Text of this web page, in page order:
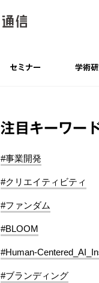
セミナー 学術
注目キーワー
#事業開発
#クリエイティビティ
#ファンダム
#BLOOM
#Human-
#ブランディング